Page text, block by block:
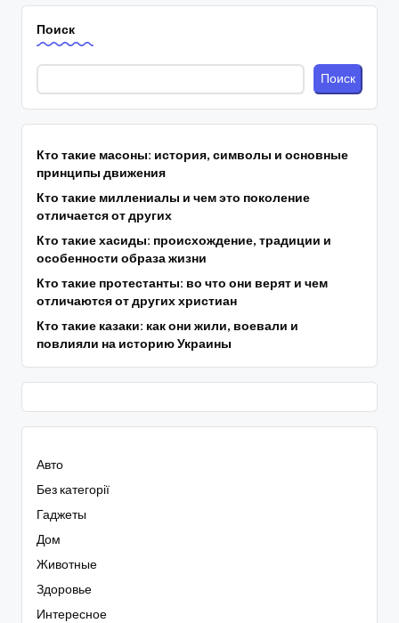
Поиск
Поиск
Кто такие масоны: история, символы и основные
принципы движения
Кто такие миллениалы и чем это поколение
отличается от других
Кто такие хасиды: происхождение, традиции и
особенности образа жизни
Кто такие протестанты: во что они верят и чем
отличаются от других христиан
Кто такие казаки: как они жили, воевали и
повлияли на историю Украины
Авто
Без категорії
Гаджеты
Дом
Животные
Здоровье
Интересное